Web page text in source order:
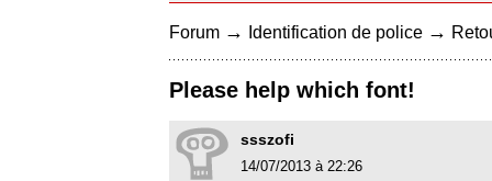
Forum → Identification de police →
Please help which font!
ssszofi
14/07/2013 à 22:26